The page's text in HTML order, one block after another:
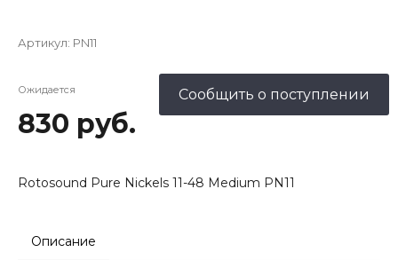
Артикул: PN11
Ожидается
830 руб.
Сообщить о поступлении
Rotosound Pure Nickels 11-48 Medium PN11
Описание